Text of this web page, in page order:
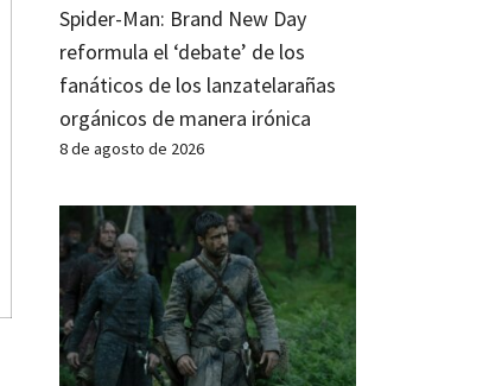
Spider-Man: Brand New Day
reformula el ‘debate’ de los
fanáticos de los lanzatelarañas
orgánicos de manera irónica
8 de agosto de 2026